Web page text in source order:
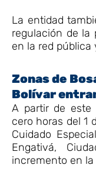
La entidad
regulación de la
en la red pública
Zonas de
Bolívar
A partir de este
cero horas del 1
Cuidado
Engativá,
incremento en la